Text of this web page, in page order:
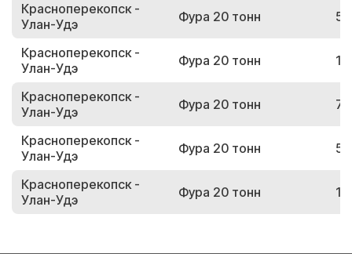
Красноперекопск -
Улан-Удэ
Фура 20 тонн
Красноперекопск -
Улан-Удэ
Фура 20 тонн
Красноперекопск -
Улан-Удэ
Фура 20 тонн
Красноперекопск -
Улан-Удэ
Фура 20 тонн
Красноперекопск -
Улан-Удэ
Фура 20 тонн